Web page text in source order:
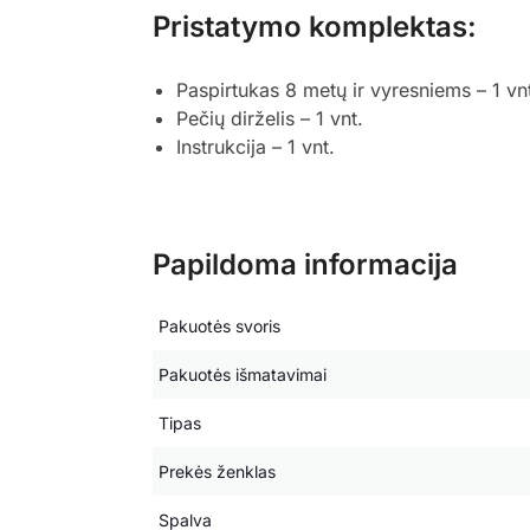
Pristatymo komplektas:
Paspirtukas 8 metų ir vyresniems – 1
Pečių dirželis – 1 vnt.
Instrukcija – 1 vnt.
Papildoma informacija
Pakuotės svoris
Pakuotės išmatavimai
Tipas
Prekės ženklas
Spalva